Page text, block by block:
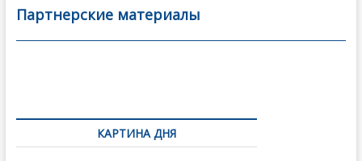
b
o
er l
а
в
Партнерские материалы
по
записямКАРТИНА ДНЯ